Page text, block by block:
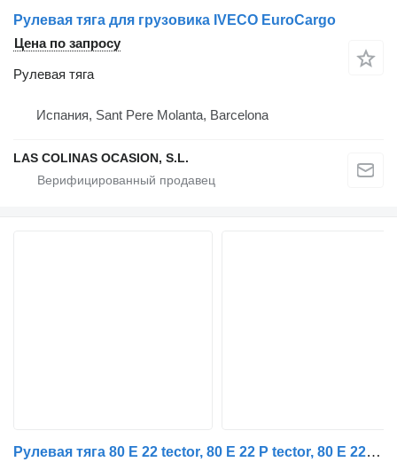
Рулевая тяга для грузовика IVECO EuroCargo
Цена по запросу
Рулевая тяга
Испания, Sant Pere Molanta, Barcelona
LAS COLINAS OCASION, S.L.
Рулевая тяга 80 E 22 tector, 80 E 22 P tector, 80 E 22FP tector 504091307 для грузовика IVECO EuroCargo I-III